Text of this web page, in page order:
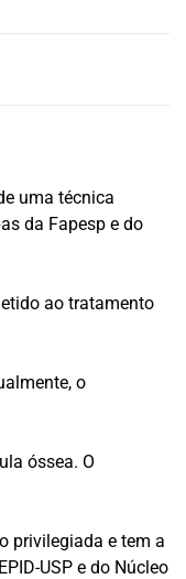
uma técnica
da Fapesp e do
ao tratamento
o
óssea. O
privilegiada e tem a
USP e do Núcleo